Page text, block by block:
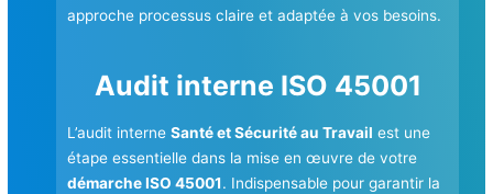
approche processus claire et adaptée à vos besoins.
Audit interne ISO 45001
L’audit interneSanté et Sécurité au Travail est une
étape essentielle dans la mise en œuvre de votre
démarche ISO 45001. Indispensable pour garantir la